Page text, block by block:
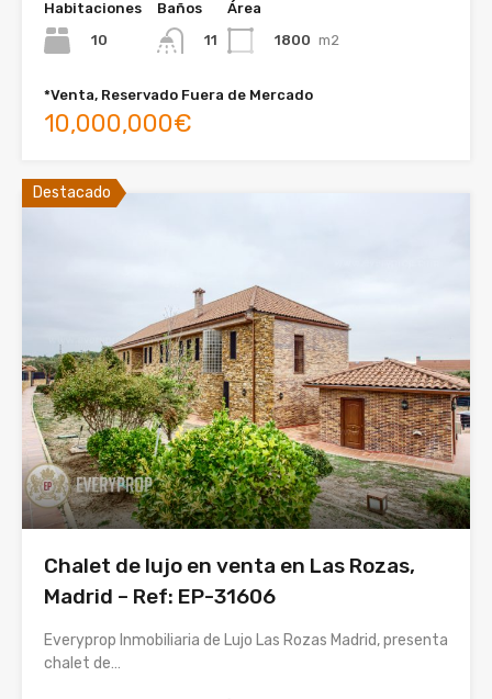
Habitaciones
10
Baños
11
Área
1800 m2
*Venta, Reservado Fuera de Mercado
10,000,000€
Destacado
Chalet de lujo en venta en Las Rozas,
Madrid – Ref: EP-31606
Everyprop Inmobiliaria de Lujo Las Rozas Madrid, presenta
chalet de…